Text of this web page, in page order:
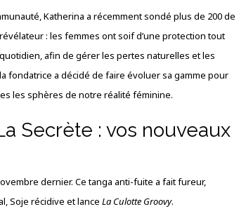
Katherina a récemment sondé plus de 200 de
: les femmes ont soif d’une protection tout
afin de gérer les pertes naturelles et les
fondatrice a décidé de faire évoluer sa gamme pour
les sphères de notre réalité féminine.
Secrète : vos nouveaux
dernier. Ce tanga anti-fuite a fait fureur,
Soje récidive et lance La Culotte Groovy.